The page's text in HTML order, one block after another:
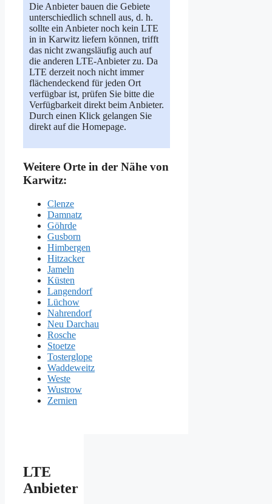
Die Anbieter bauen die Gebiete
unterschiedlich schnell aus, d. h.
sollte ein Anbieter noch kein LTE
in in Karwitz liefern können, trifft
das nicht zwangsläufig auch auf
die anderen LTE-Anbieter zu. Da
LTE derzeit noch nicht immer
flächendeckend für jeden Ort
verfügbar ist, prüfen Sie bitte die
Verfügbarkeit direkt beim Anbieter.
Durch einen Klick gelangen Sie
direkt auf die Homepage.
Weitere Orte in der Nähe von
Karwitz:
Clenze
Damnatz
Göhrde
Gusborn
Himbergen
Hitzacker
Jameln
Küsten
Langendorf
Lüchow
Nahrendorf
Neu Darchau
Rosche
Stoetze
Tosterglope
Waddeweitz
Weste
Wustrow
Zernien
LTE
Anbieter